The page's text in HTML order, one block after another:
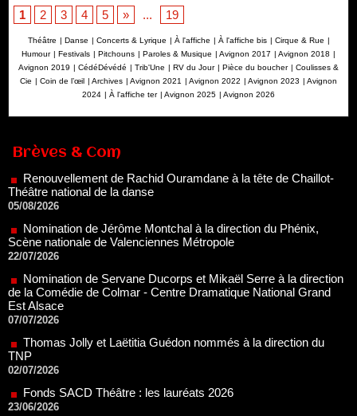
1
2 3 4 5 » ... 19
Théâtre | Danse | Concerts & Lyrique | À l'affiche | À l'affiche bis | Cirque & Rue |
Humour | Festivals | Pitchouns | Paroles & Musique | Avignon 2017 | Avignon 2018 |
Avignon 2019 | CédéDévédé | Trib'Une | RV du Jour | Pièce du boucher | Coulisses &
Cie | Coin de l’œil | Archives | Avignon 2021 | Avignon 2022 | Avignon 2023 | Avignon
2024 | À l'affiche ter | Avignon 2025 | Avignon 2026
Brèves & Com
Renouvellement de Rachid Ouramdane à la tête de Chaillot-
05/08/2026
Nomination de Jérôme Montchal à la direction du Phénix,
Scène nationale de Valenciennes Métropole
22/07/2026
Nomination de Servane Ducorps et Mikaël Serre à la direction
de la Comédie de Colmar - Centre Dramatique National Grand
Est Alsace
07/07/2026
Thomas Jolly et Laëtitia Guédon nommés à la direction du
TNP
02/07/2026
Fonds SACD Théâtre : les lauréats 2026
23/06/2026
Dispositif ARTCENA Écrire pour le cirque, les lauréats 2026 !
20/06/2026
Le palmarès des prix SACD 2026